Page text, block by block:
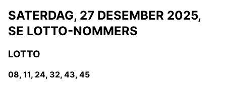
SATERDAG, 27 DESEMBER 2025,
SE LOTTO-NOMMERS
LOTTO
08, 11, 24, 32, 43, 45